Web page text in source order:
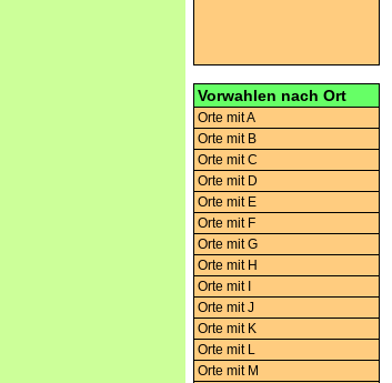
Vorwahlen nach Ort
Orte mit A
Orte mit B
Orte mit C
Orte mit D
Orte mit E
Orte mit F
Orte mit G
Orte mit H
Orte mit I
Orte mit J
Orte mit K
Orte mit L
Orte mit M